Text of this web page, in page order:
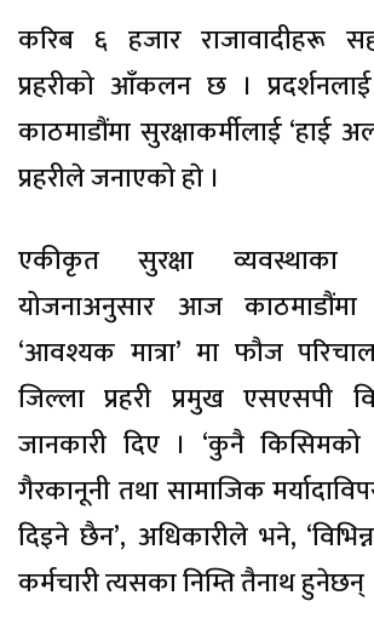
करिब ६ हजार राजावादीहरू
प्रहरीको आँकलन छ ।
काठमाडौंमा सुरक्षाकर्मीलाई ‘हाई
प्रहरीले जनाएको हाे ।
एकीकृत सुरक्षा व्यवस्थाका
योजनाअनुसार आज काठमाडौंमा
‘आवश्यक मात्रा’ मा फौज
जिल्ला प्रहरी प्रमुख एसएसपी
जानकारी दिए । ‘कुनै
गैरकानूनी तथा सामाजिक
दिइने छैन’, अधिकारीले भने,
कर्मचारी त्यसका निम्ति तैनाथ हुनेछन्